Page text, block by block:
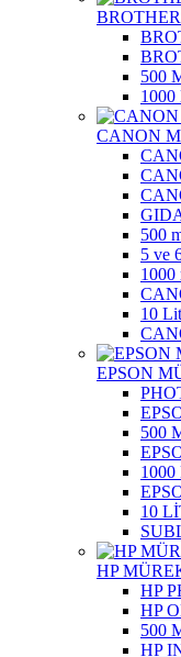
500
CANON
500
5 ve
10
EPSON
500
10
HP
HP
HP
500
HP